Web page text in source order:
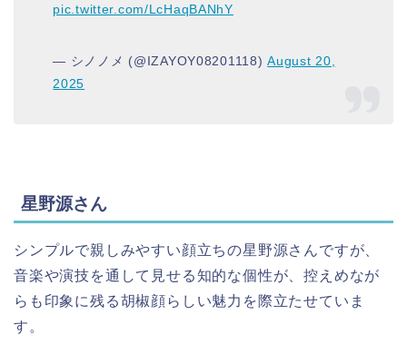
pic.twitter.com/LcHaqBANhY
— シノノメ (@IZAYOY08201118)August 20,
2025
星野源さん
シンプルで親しみやすい顔立ちの星野源さんですが、
音楽や演技を通して見せる知的な個性が、控えめなが
らも印象に残る胡椒顔らしい魅力を際立たせていま
す。